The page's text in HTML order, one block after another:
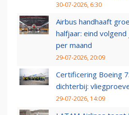
30-07-2026, 6:30
Airbus handhaaft
halfjaar: eind volgend
per maand
29-07-2026, 20:09
Certificering Boeing
dichterbij:
29-07-2026, 14:09